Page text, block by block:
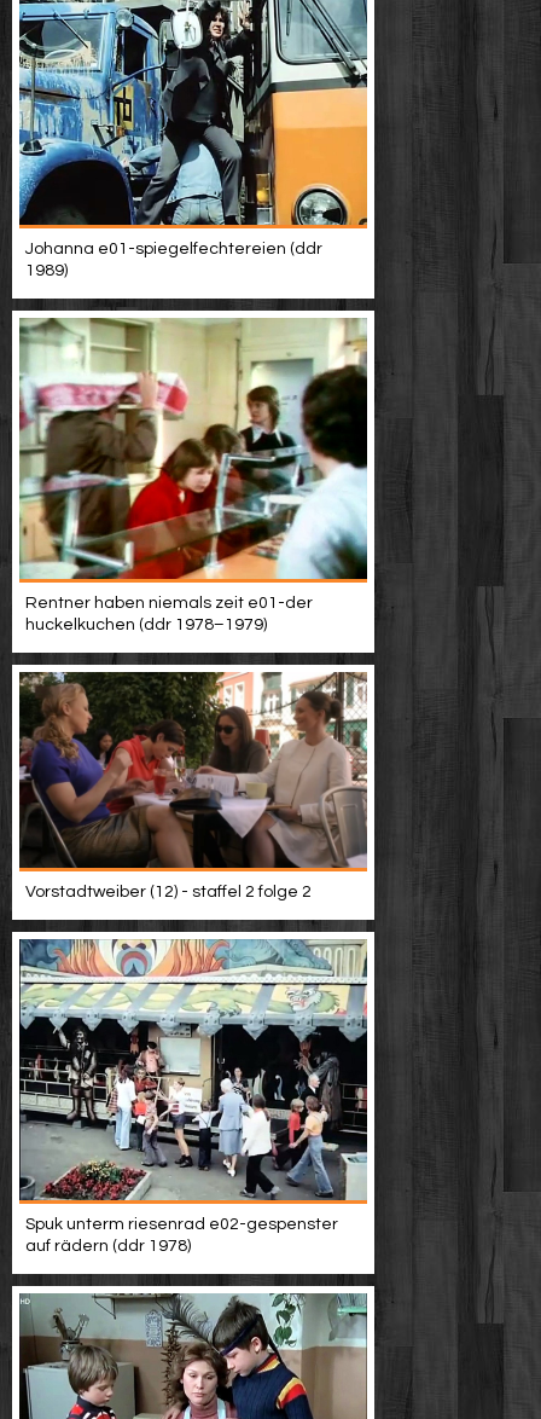
Johanna e01-spiegelfechtereien (ddr
1989)
Rentner haben niemals zeit e01-der
huckelkuchen (ddr 1978–1979)
Vorstadtweiber (12) - staffel 2 folge 2
Spuk unterm riesenrad e02-gespenster
auf rädern (ddr 1978)